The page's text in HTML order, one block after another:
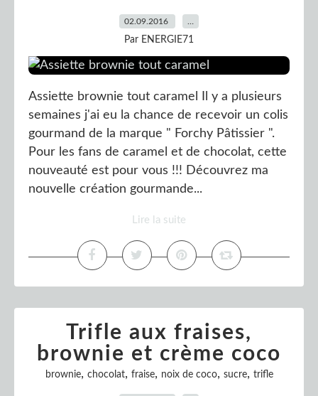
02.09.2016
Par ENERGIE71
Assiette brownie tout caramel Il y a plusieurs
semaines j'ai eu la chance de recevoir un colis
gourmand de la marque " Forchy Pâtissier ".
Pour les fans de caramel et de chocolat, cette
nouveauté est pour vous !!! Découvrez ma
nouvelle création gourmande...
Lire la suite
Trifle aux fraises,
brownie et crème coco
brownie, chocolat, fraise, noix de coco, sucre, trifle